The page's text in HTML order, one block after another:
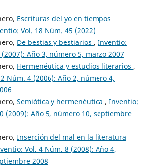
Escrituras del yo en tiempos
Vol. 18 Núm. 45 (2022)
De bestias y bestiarios , Inventio:
Año 3, número 5, marzo 2007
Hermenéutica y estudios literarios ,
Núm. 4 (2006): Año 2, número 4,
Semiótica y hermenéutica , Inventio:
(2009): Año 5, número 10, septiembre
Inserción del mal en la literatura
Vol. 4 Núm. 8 (2008): Año 4,
2008